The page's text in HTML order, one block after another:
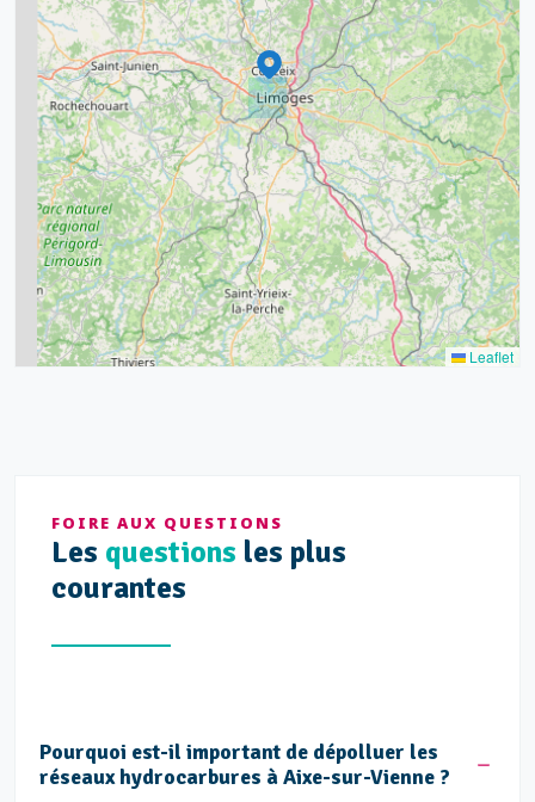
9
2
3
11
5
8
7
7
6
20
11
15
Leaflet
FOIRE AUX QUESTIONS
Les questions les plus
courantes
Pourquoi est-il important de dépolluer les
réseaux hydrocarbures à Aixe-sur-Vienne ?